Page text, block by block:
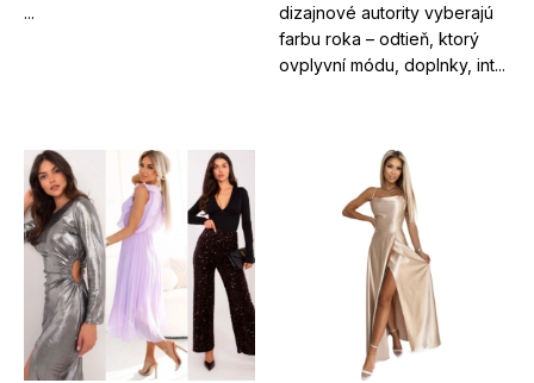
...
dizajnové autority vyberajú
farbu roka – odtieň, ktorý
ovplyvní módu, doplnky, int...